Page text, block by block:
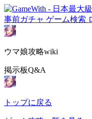
事前ガチャ ゲーム検索
ウマ娘攻略wiki
掲示板Q&A
トップに戻る